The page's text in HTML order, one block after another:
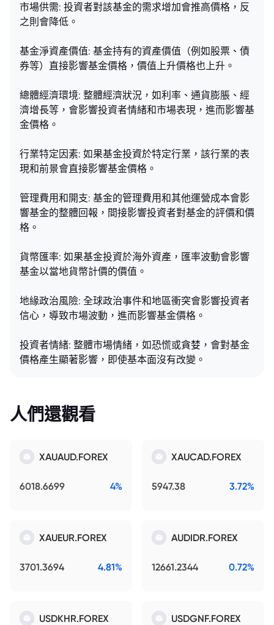
市場供需: 投資者對該基金的需求增加會推高價格，反
之則會降低。
基金淨資產價值: 基金持有的資產價值（例如股票、債
券等）直接影響基金價格，價值上升價格也上升。
總體經濟環境: 整體經濟狀況，如利率、通貨膨脹、經
濟增長等，會影響投資者情緒和市場表現，進而影響基
金價格。
行業特定因素: 如果基金投資於特定行業，該行業的表
現和前景會直接影響基金價格。
管理費用和開支: 基金的管理費用和其他運營成本會影
響基金的整體回報，間接影響投資者對基金的評價和價
格。
貨幣匯率: 如果基金投資於海外資產，匯率波動會影響
基金以當地貨幣計價的價值。
地緣政治風險: 全球政治事件和地區衝突會影響投資者
信心，導致市場波動，進而影響基金價格。
投資者情緒: 整體市場情緒，如恐慌或貪婪，會對基金
價格產生顯著影響，即使基本面沒有改變。
人們還觀看
XAUAUD.FOREX
6018.6699 4%
XAUCAD.FOREX
5947.38 3.72%
XAUEUR.FOREX
3701.3694 4.81%
AUDIDR.FOREX
12661.2344 0.72%
USDKHR.FOREX USDGNF.FOREX